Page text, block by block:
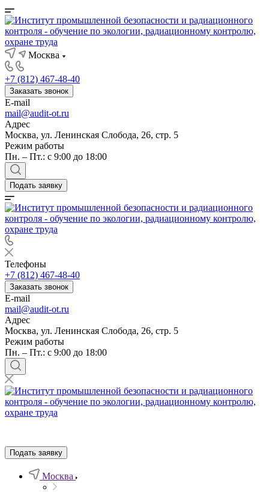
Москва
+7 (812) 467-48-40
Заказать звонок
E-mail
mail@audit-ot.ru
Адрес
Москва, ул. Ленинская Слобода, 26, стр. 5
Режим работы
Пн. – Пт.: с 9:00 до 18:00
Подать заявку
Телефоны
+7 (812) 467-48-40
Заказать звонок
E-mail
mail@audit-ot.ru
Адрес
Москва, ул. Ленинская Слобода, 26, стр. 5
Режим работы
Пн. – Пт.: с 9:00 до 18:00
Подать заявку
Москва